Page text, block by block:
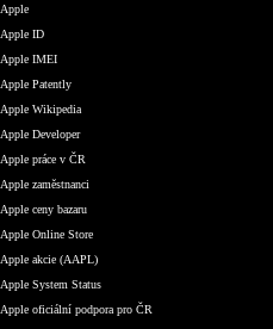
Apple
Apple ID
Apple IMEI
Apple Patently
Apple Wikipedia
Apple Developer
Apple práce v ČR
Apple zaměstnanci
Apple ceny bazaru
Apple Online Store
Apple akcie (AAPL)
Apple System Status
Apple oficiální podpora pro ČR